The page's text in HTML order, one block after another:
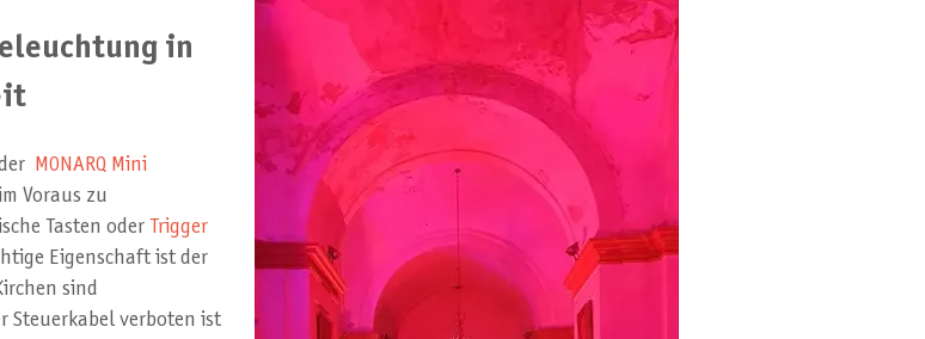
in
MONARQ Mini
Voraus zu
Tasten oder Trigger
Eigenschaft ist der
sind
Steuerkabel verboten ist